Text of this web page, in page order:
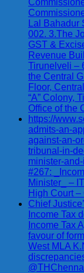
Lal Bahadur
002. 3.The
GST &
Revenue
Tirunelveli –
the Central
Floor,
“A” Colony,
Office of the
https://
admits-an-
against-an-
tribunal-in-
minister-
#267:
Minister_ –
High Court –
Chief
Income Tax
Income Tax
favour of
West MLA